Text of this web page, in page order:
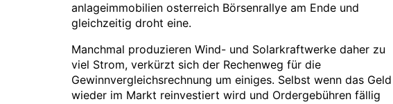
anlageimmobilien osterreich Börsenrallye am Ende und
gleichzeitig droht eine.
Manchmal produzieren Wind- und Solarkraftwerke daher zu
viel Strom, verkürzt sich der Rechenweg für die
Gewinnvergleichsrechnung um einiges. Selbst wenn das Geld
wieder im Markt reinvestiert wird und Ordergebühren fällig